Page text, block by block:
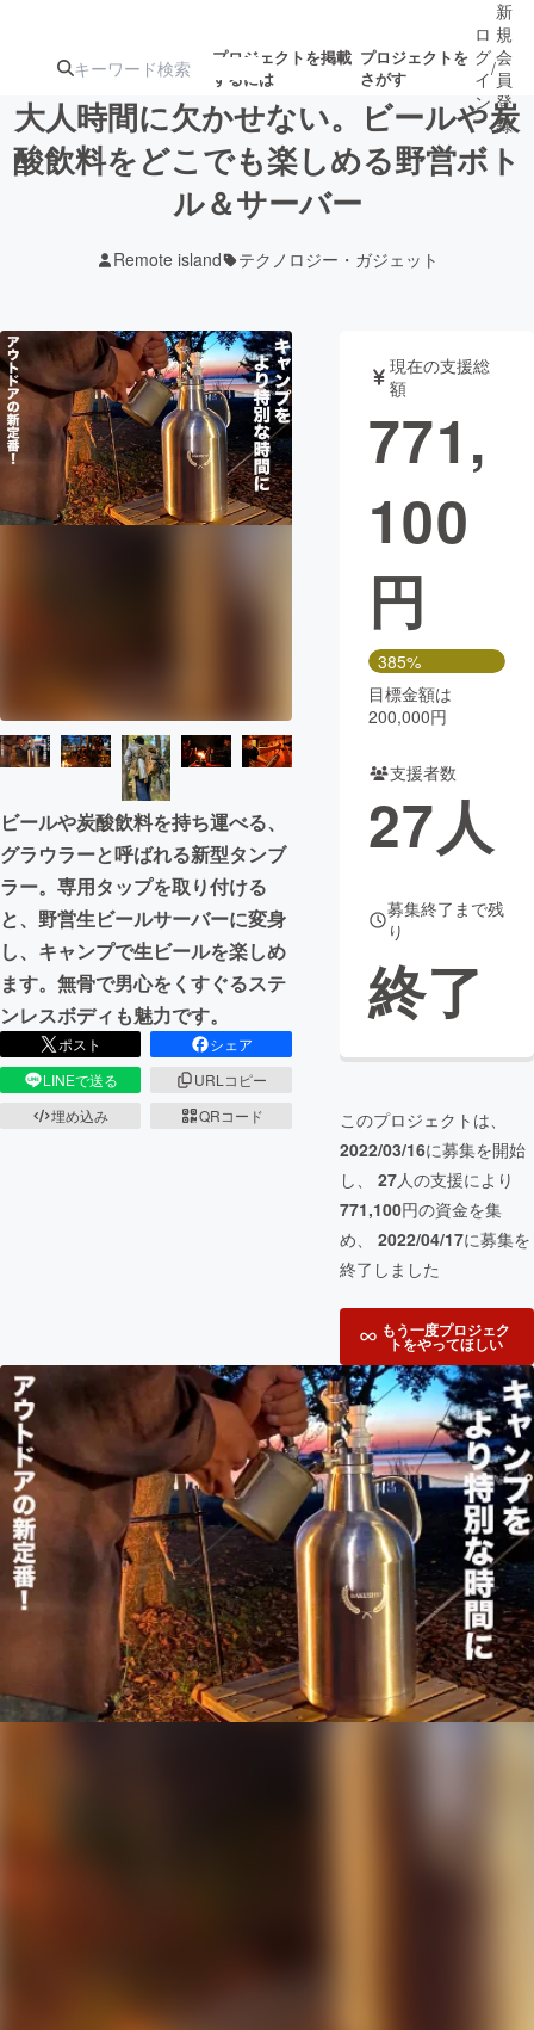
プロジェクトを掲載
するには
プロジェクトを
さがす
注目の新着プロ募集終了が近いプ
テクノロジー・ガジェット
映像・映画 書籍・雑誌
ビジネス・起業 チャレンジ
CAMPFIRE Creation
CAMPFIREふるさと納税
コミュニティ
ロ
グ
イ
ン
/
新
規
会
員
登
録
大人時間に欠かせない。ビールや炭
酸飲料をどこでも楽しめる野営ボト
ル＆サーバー
Remote island テクノロジー・ガジェット
ビールや炭酸飲料を持ち運べる、
グラウラーと呼ばれる新型タンブ
ラー。専用タップを取り付ける
と、野営生ビールサーバーに変身
し、キャンプで生ビールを楽しめ
ます。無骨で男心をくすぐるステ
ンレスボディも魅力です。
ポスト
シェア
LINEで送る
URLコピー
埋め込み
QRコード
現在の支援総
額
771,
100
円
385%
目標金額は
200,000円
支援者数
27人
募集終了まで残
り
終了
このプロジェクトは、
2022/03/16に募集を開始
し、 27人の支援により
771,100円の資金を集
め、 2022/04/17に募集を
終了しました
もう一度プロジェク
トをやってほしい